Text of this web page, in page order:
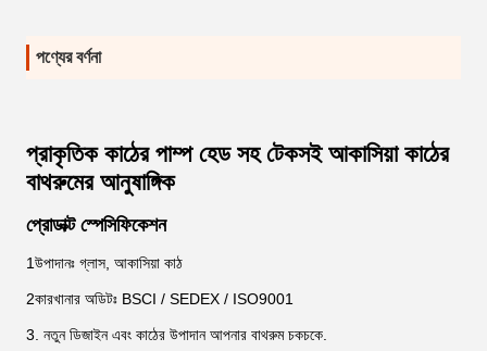
পণ্যের বর্ণনা
প্রাকৃতিক কাঠের পাম্প হেড সহ টেকসই আকাসিয়া কাঠের
বাথরুমের আনুষাঙ্গিক
প্রোডাক্ট স্পেসিফিকেশন
1উপাদানঃ গ্লাস, আকাসিয়া কাঠ
2কারখানার অডিটঃ BSCI / SEDEX / ISO9001
3. নতুন ডিজাইন এবং কাঠের উপাদান আপনার বাথরুম চকচকে.